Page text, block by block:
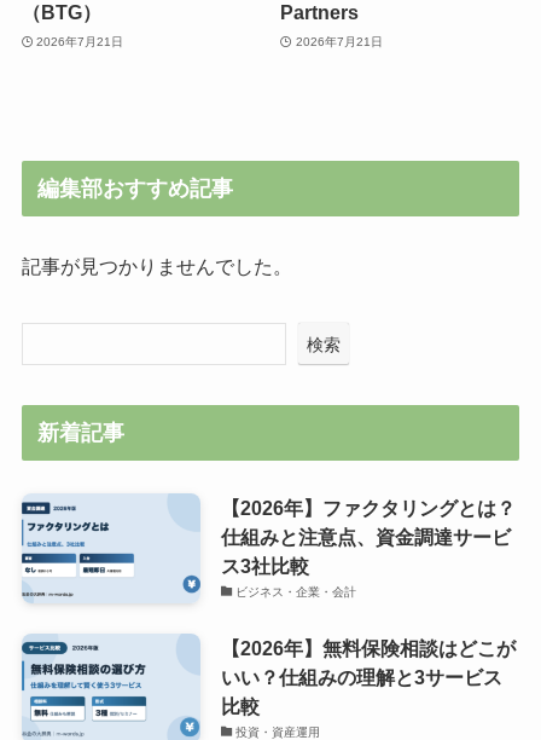
（BTG）
2026年7月21日
Partners
2026年7月21日
編集部おすすめ記事
記事が見つかりませんでした。
検索
新着記事
【2026年】ファクタリングとは？
仕組みと注意点、資金調達サービ
ス3社比較
ビジネス・企業・会計
【2026年】無料保険相談はどこが
いい？仕組みの理解と3サービス
比較
投資・資産運用